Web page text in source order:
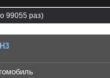
99055 раз)